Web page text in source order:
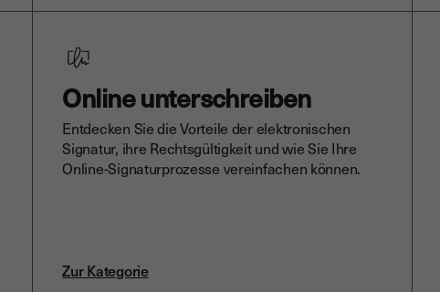
Online unterschreiben
Entdecken Sie die Vorteile der elektronischen
Signatur, ihre Rechtsgültigkeit und wie Sie Ihre
Online-Signaturprozesse vereinfachen können.
Zur Kategorie